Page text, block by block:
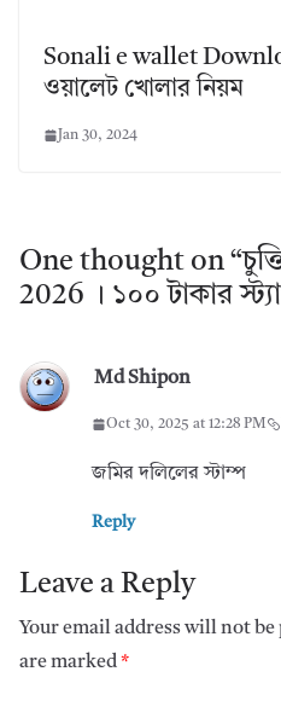
Sonali e wallet
ওয়ালেট খোলার নিয়ম
Jan 30, 2024
One thought on “
2026 । ১০০ টাকার
Md Shipon
Oct 30, 2025 at 12:28 PM
জমির দলিলের স্টাম্প
Reply
Leave a Reply
Your email address will not
are marked*